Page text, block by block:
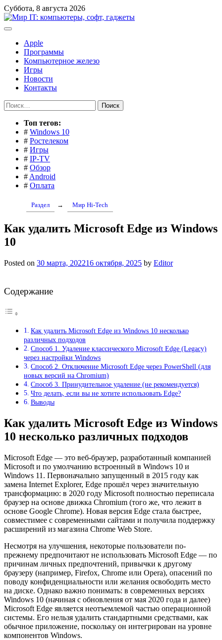
Перейти
к
содержимому
Суббота, 8 августа 2026
Apple
Программы
Компьютерное железо
Игры
Новости
Контакты
Найти:
Toп тегов:
# Windows 10
# Ростелеком
# Игры
# IP-TV
# Обзор
# Android
# Оплата
Раздел → Мир Hi-Tech
Как удалить Microsoft Edge из Windows
10
Posted on 30 марта, 202216 октября, 2025 by Editor
Содержание
Как удалить Microsoft Edge из Windows 10 несколько
различных подходов
Способ 1. Удаление классического Microsoft Edge (Legacy)
через настройки Windows
Способ 2. Отключение Microsoft Edge через PowerShell (для
новых версий на Chromium)
Способ 3. Принудительное удаление (не рекомендуется)
Что делать, если вы не хотите использовать Edge?
Выводы
Как удалить Microsoft Edge из Windows
10 несколько различных подходов
Microsoft Edge — это веб-браузер, разработанный компанией
Microsoft и по умолчанию встроенный в Windows 10 и
Windows 11. Первоначально запущенный в 2015 году как
замена Internet Explorer, Edge прошёл через значительную
трансформацию: в 2020 году Microsoft полностью переписала
браузер на основе движка Chromium (того же, что лежит в
основе Google Chrome). Новая версия Edge стала быстрее,
совместимее с современными сайтами и получила поддержку
расширений из магазина Chrome Web Store.
Несмотря на улучшения, некоторые пользователи по-
прежнему предпочитают не использовать Microsoft Edge — по
причинам личных предпочтений, привычки к другому
браузеру (например, Firefox, Chrome или Opera), опасений по
поводу конфиденциальности или желания освободить место
на диске. Однако важно понимать: в современных версиях
Windows 10 (начиная с обновления от мая 2020 года и далее)
Microsoft Edge является неотъемлемой частью операционной
системы. Его нельзя удалить стандартными средствами, как
обычное приложение, поскольку он интегрирован на уровне
компонентов Windows.